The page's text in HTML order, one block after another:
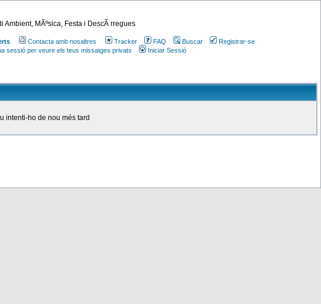
Ambient, MÃºsica, Festa i DescÃ rregues
Contacta amb nosaltres Tracker FAQ Buscar
Registrar-se
sessió per veure els teus missatges privats Iniciar Sessió
intenti-ho de nou més tard